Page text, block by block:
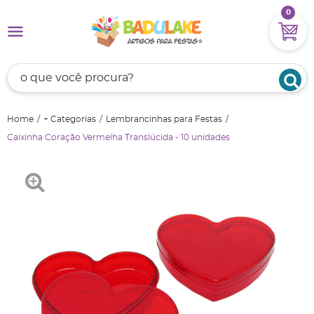
0
Home + Categorias Lembrancinhas para Festas
Caixinha Coração Vermelha Translúcida - 10 unidades